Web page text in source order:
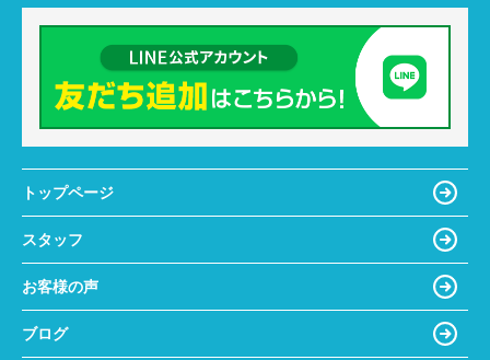
トップページ
スタッフ
お客様の声
ブログ